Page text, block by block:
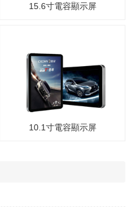
15.6寸電容顯示屏
10.1寸電容顯示屏